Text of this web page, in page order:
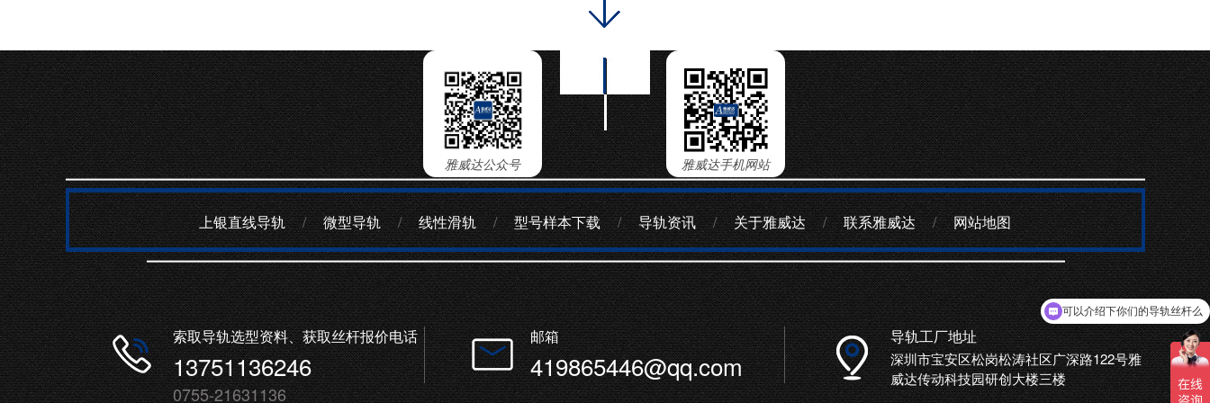
雅威达手机网站
雅威达公众号
上银直线导轨 / 微型导轨 / 线性滑轨 / 型号样本下载 / 导轨资讯 / 关于雅威达 / 联系雅威达 / 网站地图
索取导轨选型资料、获取丝杆报价电话
13751136246
0755-21631136
邮箱
419865446@qq.com
导轨工厂地址
深圳市宝安区松岗松涛社区广深路122号雅
威达传动科技园研创大楼三楼
可以介绍下你们的导轨丝杆么